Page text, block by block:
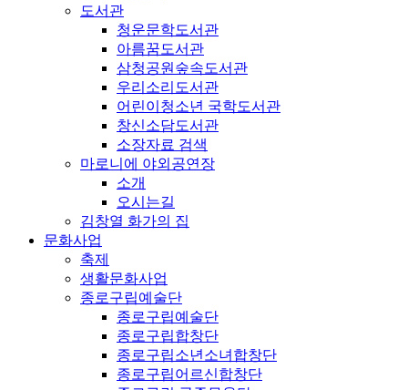
도서관
청운문학도서관
아름꿈도서관
삼청공원숲속도서관
우리소리도서관
어린이청소년 국학도서관
창신소담도서관
소장자료 검색
마로니에 야외공연장
소개
오시는길
김창열 화가의 집
문화사업
축제
생활문화사업
종로구립예술단
종로구립예술단
종로구립합창단
종로구립소년소녀합창단
종로구립어르신합창단